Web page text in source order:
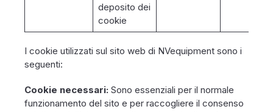
deposito dei
cookie
I cookie utilizzati sul sito web di NVequipment sono i
seguenti:
Cookie necessari: Sono essenziali per il normale
funzionamento del sito e per raccogliere il consenso